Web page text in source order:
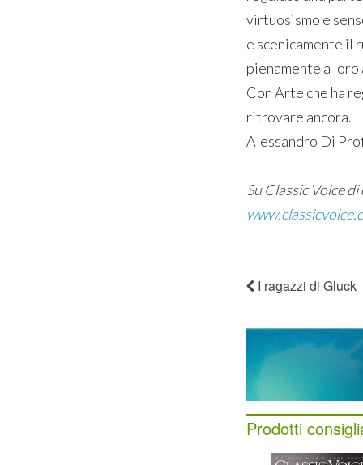
virtuosismo e
e scenicamente il
pienamente a
Con Arte che ha
ritrovare ancora.
Alessandro Di
Su Classic Voice
I ragazzi di Gluck
Prodotti